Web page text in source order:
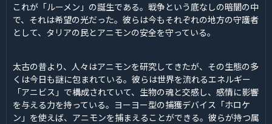
これが「ルーメン」の誕生である。戦争という底なしの暗闇の中
で、それは希望の光だった。彼らは今もそれぞれの地方の守護者
として、タリアの民とアニモンの安全を守っている。
太古の昔より、人々はアニモンを研究してきたが、その生態の多
くは今日も謎に包まれている。彼らは世界を流れるエネルギー
「アニビス」で構成されていて、生物の魂と交感し、感情に影響
を与える力を持っている。ヨーヨー型の捕獲デバイス「ホロケ
ン」を使えば、アニモンを捕まえることができる。彼らが持つ属